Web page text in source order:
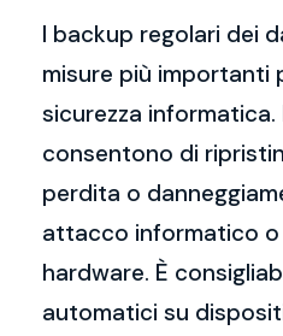
I backup regolari dei
misure più importanti
sicurezza informatica.
consentono di
perdita o
attacco informatico o
hardware. È
automatici su